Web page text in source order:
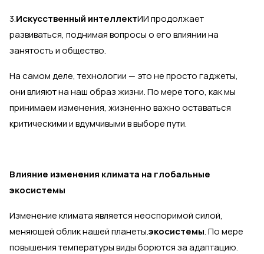
3.Искусственный интеллектИИ продолжает
развиваться, поднимая вопросы о его влиянии на
занятость и общество.
На самом деле, технологии — это не просто гаджеты,
они влияют на наш образ жизни. По мере того, как мы
принимаем изменения, жизненно важно оставаться
критическими и вдумчивыми в выборе пути.
Влияние изменения климата на глобальные
экосистемы
Изменение климата является неоспоримой силой,
меняющей облик нашей планеты.экосистемы. По мере
повышения температуры виды борются за адаптацию.